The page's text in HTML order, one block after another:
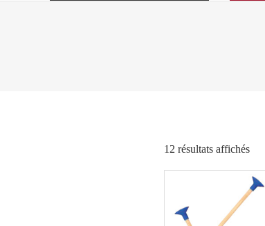
12 résultats affichésTrié
par